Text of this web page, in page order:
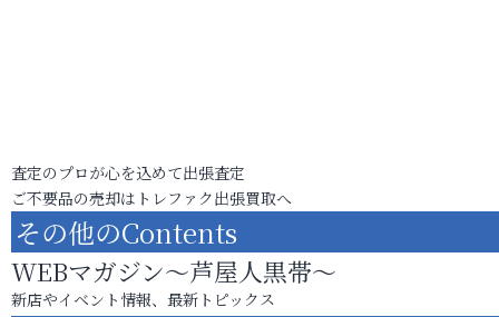
査定のプロが心を込めて出張査定
ご不要品の売却はトレファク出張買取へ
その他のContents
WEBマガジン～芦屋人黒帯～
新店やイベント情報、最新トピックス